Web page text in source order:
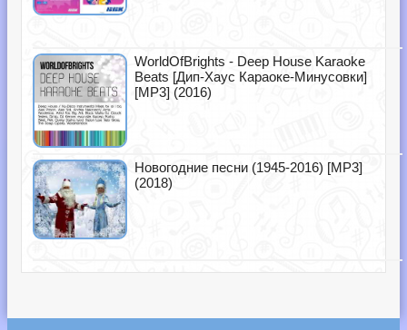
WorldOfBrights - Deep House Karaoke
Beats [Дип-Хаус Караоке-Минусовки]
[MP3] (2016)
Новогодние песни (1945-2016) [MP3]
(2018)